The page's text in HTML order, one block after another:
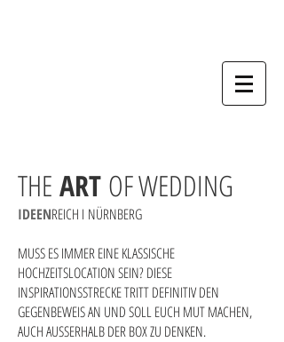
THE ART OF WEDDING
IDEENREICH I NÜRNBERG
MUSS ES IMMER EINE KLASSISCHE
HOCHZEITSLOCATION SEIN? DIESE
INSPIRATIONSSTRECKE TRITT DEFINITIV DEN
GEGENBEWEIS AN UND SOLL EUCH MUT MACHEN,
AUCH AUSSERHALB DER BOX ZU DENKEN.